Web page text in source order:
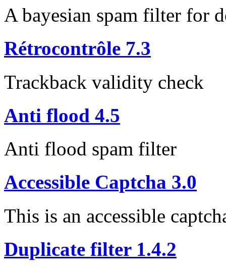
A bayesian spam filter for
Rétrocontrôle 7.3
Trackback validity check
Anti flood 4.5
Anti flood spam filter
Accessible Captcha 3.0
This is an accessible
Duplicate filter 1.4.2